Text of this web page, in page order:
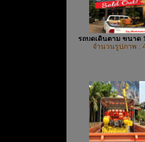
รถบดเดินตาม ขนาด
จำนวนรูปภาพ :